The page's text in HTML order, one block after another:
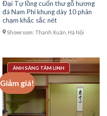
Đại Tự lồng cuốn thư gỗ hương
đá Nam Phi khung dày 10 phân
chạm khắc sắc nét
Showroom: Thanh Xuân, Hà Nội
Giảm giá!
ÁNH SÁNG TÂM LINH